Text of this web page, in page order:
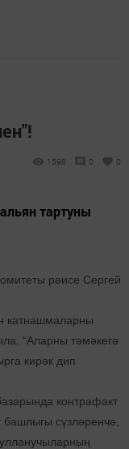
1598 0 0
тартуны
рәисе Сергей
катнашмаларны
“Аларны тәмәкегә
кирәк дип
контрафакт
сүзләренчә,